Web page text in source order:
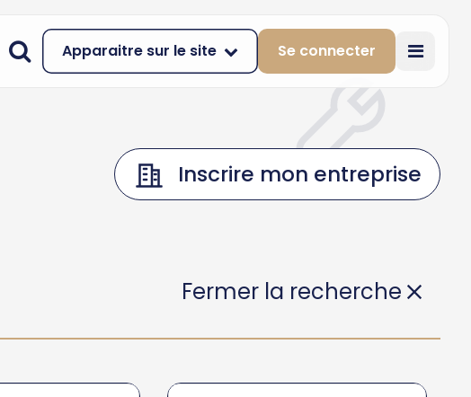
Apparaitre sur le site Se connecter
Inscrire mon entreprise
Fermer la recherche